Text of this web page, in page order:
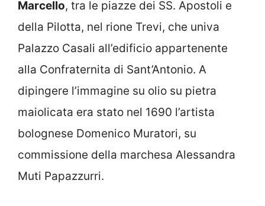
Marcello, tra le piazze dei SS. Apostoli e
della Pilotta, nel rione Trevi, che univa
Palazzo Casali all’edificio appartenente
alla Confraternita di Sant’Antonio. A
dipingere l’immagine su olio su pietra
maiolicata era stato nel 1690 l’artista
bolognese Domenico Muratori, su
commissione della marchesa Alessandra
Muti Papazzurri.